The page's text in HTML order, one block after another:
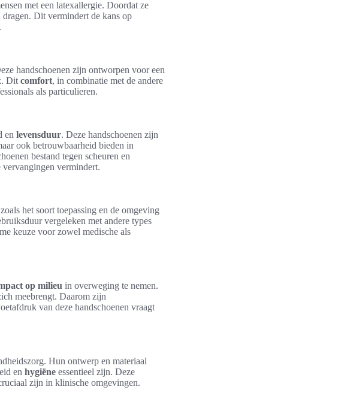
met een latexallergie. Doordat ze
Dit vermindert de kans op
handschoenen zijn ontworpen voor een
Dit comfort, in combinatie met de andere
als particulieren.
en levensduur. Deze handschoenen zijn
ook betrouwbaarheid bieden in
bestand tegen scheuren en
vermindert.
het soort toepassing en de omgeving
vergeleken met andere types
keuze voor zowel medische als
op milieu in overweging te nemen.
meebrengt. Daarom zijn
van deze handschoenen vraagt
Hun ontwerp en materiaal
en hygiëne essentieel zijn. Deze
zijn in klinische omgevingen.